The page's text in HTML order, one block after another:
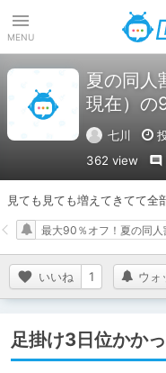
MENU
夏の同人
現在）の
七川
362 view
見ても見ても増えてきてて全
いいね 1 ウォ
最大90％オフ！夏の同人
足掛け3日位かか